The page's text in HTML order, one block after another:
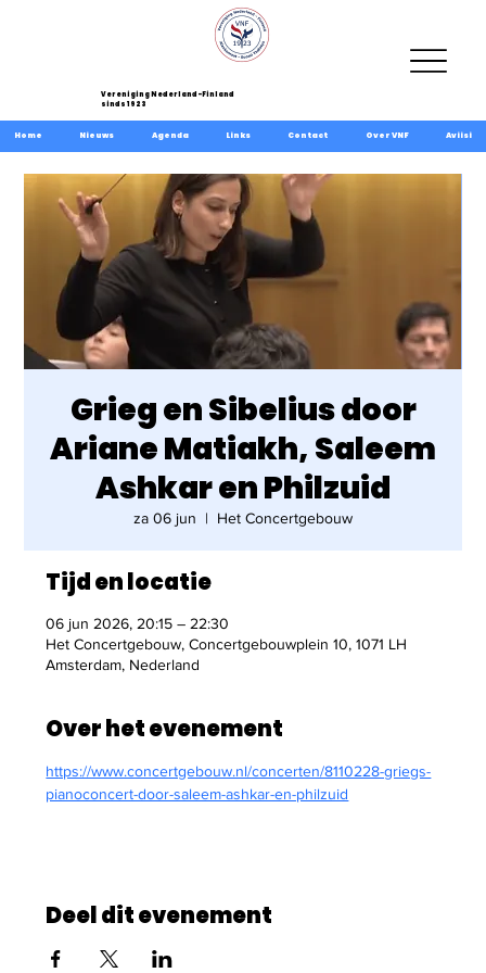
Vereniging Nederland-Finland
sinds 1923
Grieg en Sibelius door
Ariane Matiakh, Saleem
Ashkar en Philzuid
za 06 jun
  |
Het Concertgebouw
Tijd en locatie
06 jun 2026, 20:15 – 22:30
Het Concertgebouw, Concertgebouwplein 10, 1071 LH
Amsterdam, Nederland
Over het evenement
https://www.concertgebouw.nl/concerten/8110228-griegs-
pianoconcert-door-saleem-ashkar-en-philzuid
Deel dit evenement
Home Nieuws Agenda Links Contact Over VNF Aviisi